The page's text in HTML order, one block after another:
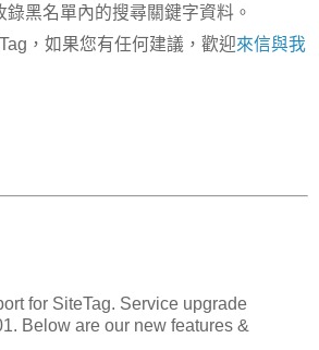
錄黑名單內的搜尋關鍵字資料。
，如果您有任何建議，歡迎來信與我
for SiteTag. Service upgrade
Below are our new features &